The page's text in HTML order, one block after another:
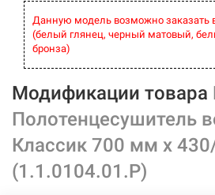
Данную модель возможно заказать в
(белый глянец, черный матовый,
бронза)
Модификации товара
Полотенцесушитель
Классик 700 мм x
(1.1.0104.01.Р)